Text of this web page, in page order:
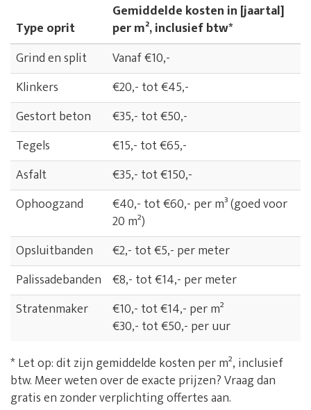
Type oprit
Gemiddelde kosten in [jaartal]
per m², inclusief btw*
Grind en split
Vanaf €10,-
Klinkers
€20,- tot €45,-
Gestort beton
€35,- tot €50,-
Tegels
€15,- tot €65,-
Asfalt
€35,- tot €150,-
Ophoogzand
€40,- tot €60,- per m³ (goed voor
20 m²)
Opsluitbanden
€2,- tot €5,- per meter
Palissadebanden €8,- tot €14,- per meter
Stratenmaker
€10,- tot €14,- per m²
€30,- tot €50,- per uur
* Let op: dit zijn gemiddelde kosten per m², inclusief
btw. Meer weten over de exacte prijzen? Vraag dan
gratis en zonder verplichting offertes aan.